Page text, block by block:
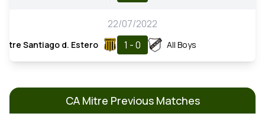
22/07/2022
Mitre Santiago d. Estero 1 - 0 All Boys
CA Mitre Previous Matches